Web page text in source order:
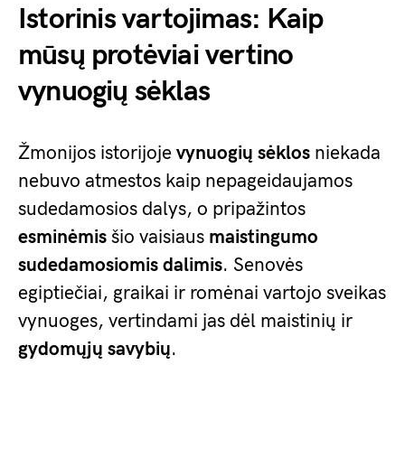
Istorinis vartojimas: Kaip
mūsų protėviai vertino
vynuogių sėklas
Žmonijos istorijoje vynuogių sėklos niekada
nebuvo atmestos kaip nepageidaujamos
sudedamosios dalys, o pripažintos
esminėmis šio vaisiaus maistingumo
sudedamosiomis dalimis. Senovės
egiptiečiai, graikai ir romėnai vartojo sveikas
vynuoges, vertindami jas dėl maistinių ir
gydomųjų savybių.